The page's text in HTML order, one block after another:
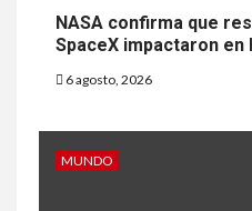
NASA confirma que
SpaceX impactaron en
6 agosto, 2026
MUNDO